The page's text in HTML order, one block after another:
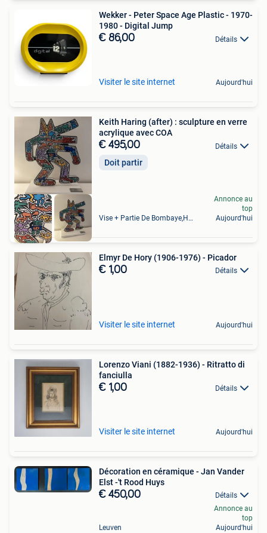
Wekker - Peter Space Age Plastic - 1970-
1980 - Digital Jump
€ 86,00 Détails
Visiter le site internet Aujourd'hui
Keith Haring (after) : sculpture en verre
acrylique avec COA
€ 495,00 Détails
Doit partir
Vise + Partie De Bombaye,Hac- Court, Hermalle-Ss-Argenteau
Annonce au
top
Aujourd'hui
Elmyr De Hory (1906-1976) - Picador
€ 1,00 Détails
Visiter le site internet Aujourd'hui
Lorenzo Viani (1882-1936) - Ritratto di
fanciulla
€ 1,00 Détails
Visiter le site internet Aujourd'hui
Décoration en céramique - Jan Vander
Elst -'t Rood Huys
€ 450,00 Détails
Leuven
Annonce au
top
Aujourd'hui